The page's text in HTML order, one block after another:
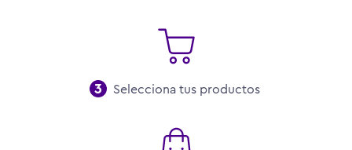
Selecciona tus productos